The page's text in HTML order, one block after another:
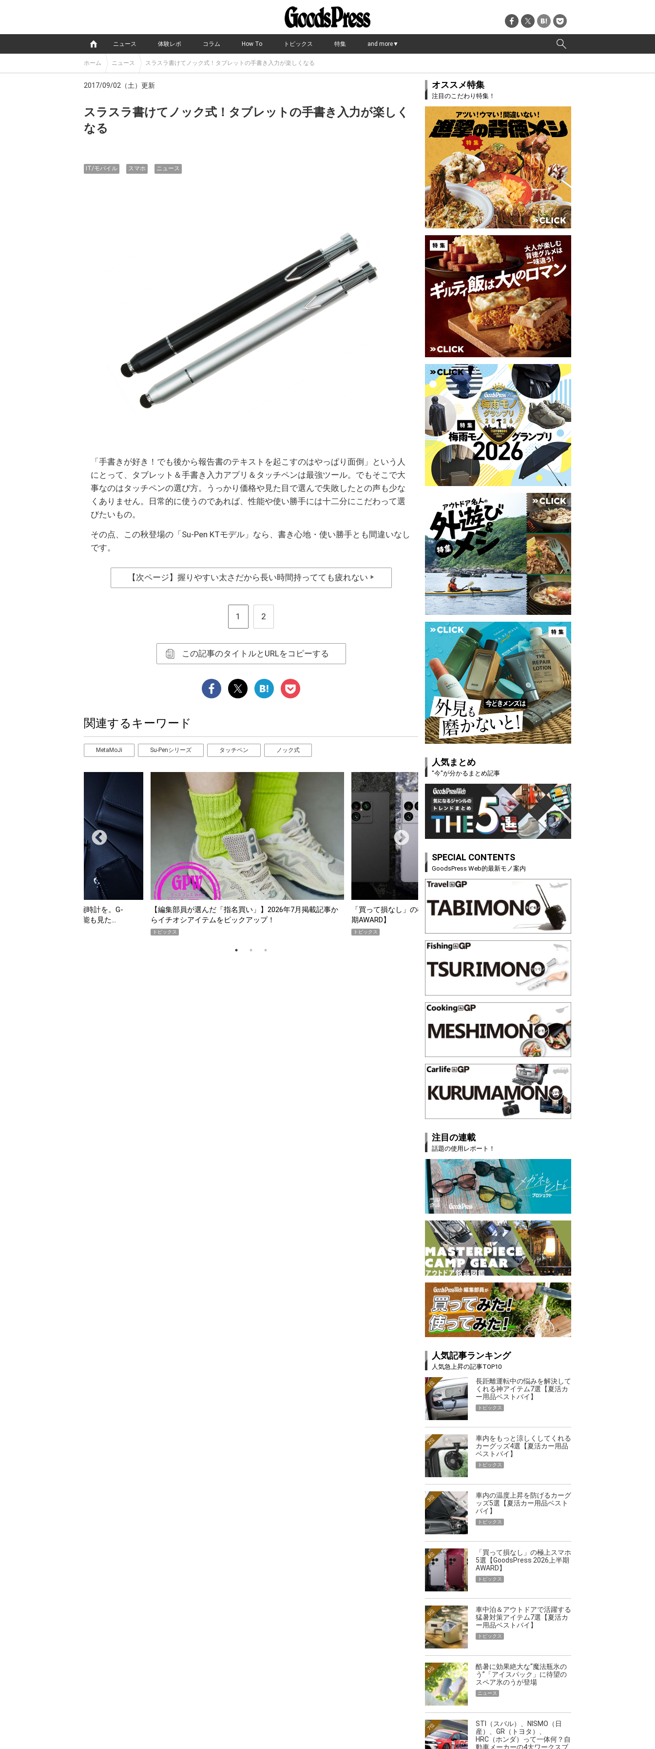
ニュース 体験レポ コラム How To トピックス 特集 and more▼
ホーム ニュース スラスラ書けてノック式！タブレットの手書き入力が楽しくなる
2017/09/02（土）更新
スラスラ書けてノック式！タブレットの手書き入力が楽しく
なる
IT/モバイル スマホ ニュース
「手書きが好き！でも後から報告書のテキストを起こすのはやっぱり面倒」という人
にとって、タブレット＆手書き入力アプリ＆タッチペンは最強ツール。でもそこで大
事なのはタッチペンの選び方。うっかり価格や見た目で選んで失敗したとの声も少な
くありません。日常的に使うのであれば、性能や使い勝手には十二分にこだわって選
びたいもの。
その点、この秋登場の「Su-Pen KTモデル」なら、書き心地・使い勝手とも間違いなし
です。
【次ページ】握りやすい太さだから長い時間持ってても疲れない ▶
1 2
この記事のタイトルとURLをコピーする
関連するキーワード
MetaMoJi Su-Penシリーズ タッチペン ノック式
【編集部員が選んだ「指名買い」】2026年7月掲載記事か
らイチオシアイテムをピックアップ！
「買って損なし」の極上スマホ5選【GoodsPress 2026上半
薄着になる季節の夏こそ“映える”タフな腕時計を
SHOCK「GRAVITYMASTER」は本当に機能も見
PR
オススメ特集
注目のこだわり特集！
人気まとめ
"今"が分かるまとめ記事
SPECIAL CONTENTS
GoodsPress Web的最新モノ案内
注目の連載
話題の使用レポート！
人気記事ランキング
人気急上昇の記事TOP10
長距離運転中の悩みを解決して
くれる神アイテム7選【夏活カ
ー用品ベストバイ】
1位
トピックス
車内をもっと涼しくしてくれる
カーグッズ4選【夏活カー用品
ベストバイ】
2位
トピックス
車内の温度上昇を防げるカーグ
ッズ5選【夏活カー用品ベスト
バイ】
3位
トピックス
「買って損なし」の極上スマホ
5選【GoodsPress 2026上半期
AWARD】
4位
トピックス
車中泊＆アウトドアで活躍する
猛暑対策アイテム7選【夏活カ
ー用品ベストバイ】
5位
トピックス
酷暑に効果絶大な“魔法瓶氷の
う”「アイスパック」に待望の
スペア氷のうが登場
6位
ニュース
STI（スバル）、NISMO（日
産）、GR（トヨタ）、
HRC（ホンダ）って一体何？自
動車メーカーの4大ワークスブ
7位